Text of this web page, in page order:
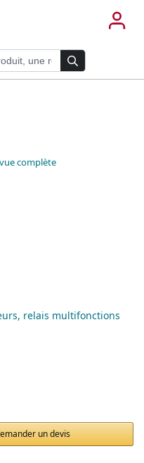
complète
relais multifonctions
un devis